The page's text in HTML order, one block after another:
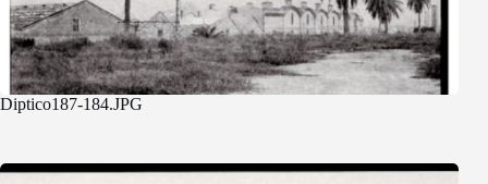
Diptico187-184.JPG